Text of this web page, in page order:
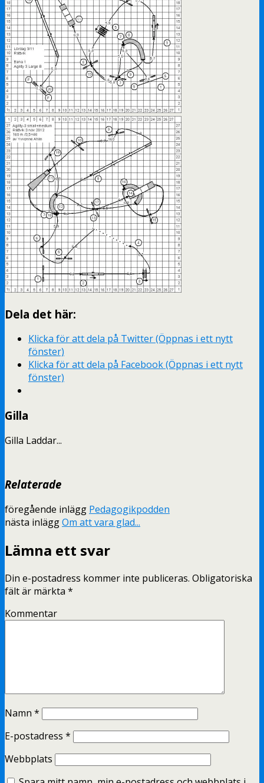
Dela det här:
Klicka för att dela på Twitter (Öppnas i ett nytt
fönster)
Klicka för att dela på Facebook (Öppnas i ett nytt
fönster)
Gilla
Gilla Laddar...
Relaterade
föregående inlägg Pedagogikpodden
nästa inläggOm att vara glad...
Lämna ett svar
Din e-postadress kommer inte publiceras. Obligatoriska
fält är märkta *
Kommentar
Namn *
E-postadress *
Webbplats